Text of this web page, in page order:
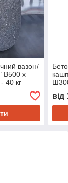
вазон/
В500 x
40 кг
від